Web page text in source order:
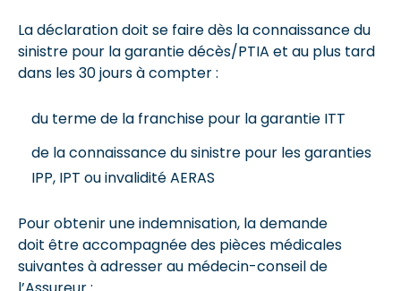
La déclaration doit se faire dès la connaissance du
sinistre pour la garantie décès/PTIA et au plus tard
dans les 30 jours à compter :
du terme de la franchise pour la garantie ITT
de la connaissance du sinistre pour les garanties
IPP, IPT ou invalidité AERAS
Pour obtenir une indemnisation, la demande
doit être accompagnée des pièces médicales
suivantes à adresser au médecin-conseil de